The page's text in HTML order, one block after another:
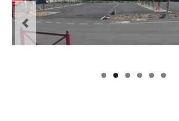
Les Salles
Expositions